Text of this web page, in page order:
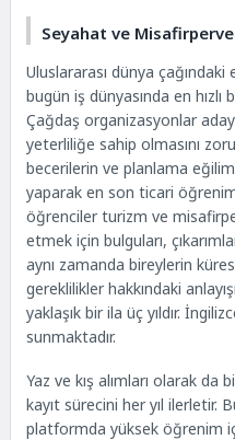
Seyahat ve
Uluslararası dünya
bugün iş dünyasında en
Çağdaş organizasyonlar
yeterliliğe sahip olmasını
becerilerin ve planlama
yaparak en son ticari
öğrenciler turizm ve
etmek için bulguları,
aynı zamanda bireylerin
gereklilikler hakkındaki
yaklaşık bir ila üç yıldır.
sunmaktadır.
Yaz ve kış alımları olarak da
kayıt sürecini her yıl ilerletir.
platformda yüksek öğrenim